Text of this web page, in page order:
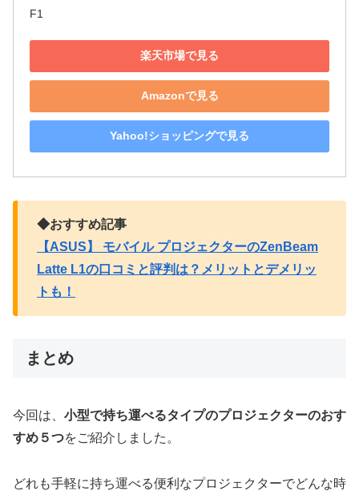
F1
楽天市場で見る
Amazonで見る
Yahoo!ショッピングで見る
◆おすすめ記事
【ASUS】 モバイル プロジェクターのZenBeam
Latte L1の口コミと評判は？メリットとデメリッ
トも！
まとめ
今回は、 小型で持ち運べるタイプのプロジェクターのおす
すめ５つをご紹介しました。
どれも手軽に持ち運べる便利なプロジェクターでどんな時